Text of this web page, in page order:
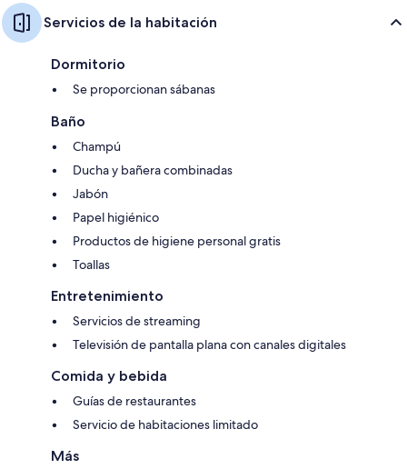
Servicios de la habitación
Dormitorio
Se proporcionan sábanas
Baño
Champú
Ducha y bañera combinadas
Jabón
Papel higiénico
Productos de higiene personal gratis
Toallas
Entretenimiento
Servicios de streaming
Televisión de pantalla plana con canales digitales
Comida y bebida
Guías de restaurantes
Servicio de habitaciones limitado
Más